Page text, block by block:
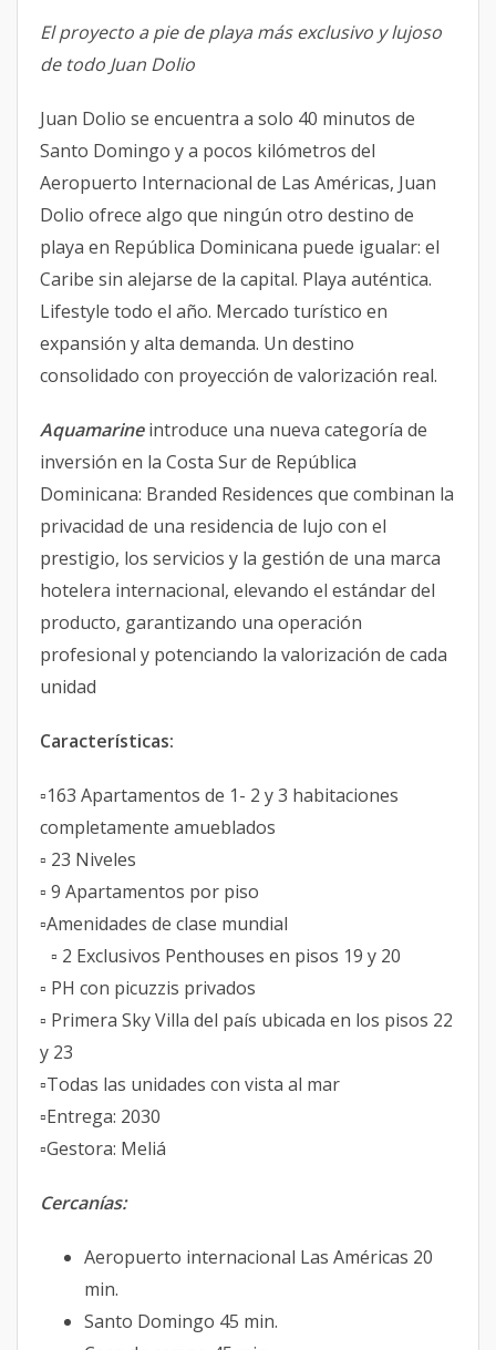
El proyecto a pie de playa más exclusivo y lujoso
de todo Juan Dolio
Juan Dolio se encuentra a solo 40 minutos de
Santo Domingo y a pocos kilómetros del
Aeropuerto Internacional de Las Américas, Juan
Dolio ofrece algo que ningún otro destino de
playa en República Dominicana puede igualar: el
Caribe sin alejarse de la capital. Playa auténtica.
Lifestyle todo el año. Mercado turístico en
expansión y alta demanda. Un destino
consolidado con proyección de valorización real.
Aquamarineintroduce una nueva categoría de
inversión en la Costa Sur de República
Dominicana: Branded Residences que combinan la
privacidad de una residencia de lujo con el
prestigio, los servicios y la gestión de una marca
hotelera internacional, elevando el estándar del
producto, garantizando una operación
profesional y potenciando la valorización de cada
unidad
Características:
▫️163 Apartamentos de 1- 2 y 3 habitaciones
completamente amueblados
▫️ 23 Niveles
▫️ 9 Apartamentos por piso
▫️Amenidades de clase mundial
▫️ 2 Exclusivos Penthouses en pisos 19 y 20
▫️ PH con picuzzis privados
▫️ Primera Sky Villa del país ubicada en los pisos 22
y 23
▫️Todas las unidades con vista al mar
▫️Entrega: 2030
▫️Gestora: Meliá
Cercanías:
Aeropuerto internacional Las Américas 20
min.
Santo Domingo 45 min.